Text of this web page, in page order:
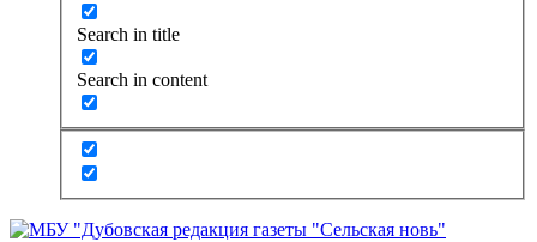
Search in title
Search in content